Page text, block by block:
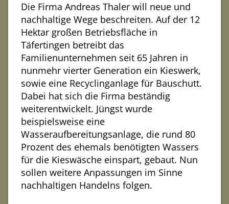
Die Firma Andreas Thaler will neue und
nachhaltige Wege beschreiten. Auf der 12
Hektar großen Betriebsfläche in
Täfertingen betreibt das
Familienunternehmen seit 65 Jahren in
nunmehr vierter Generation ein Kieswerk,
sowie eine Recyclinganlage für Bauschutt.
Dabei hat sich die Firma beständig
weiterentwickelt. Jüngst wurde
beispielsweise eine
Wasseraufbereitungsanlage, die rund 80
Prozent des ehemals benötigten Wassers
für die Kieswäsche einspart, gebaut. Nun
sollen weitere Anpassungen im Sinne
nachhaltigen Handelns folgen.